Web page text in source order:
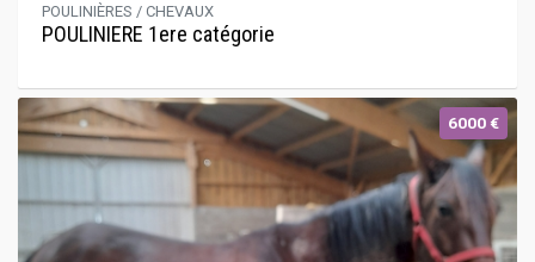
POULINIÈRES / CHEVAUX
POULINIERE 1ere catégorie
6000 €